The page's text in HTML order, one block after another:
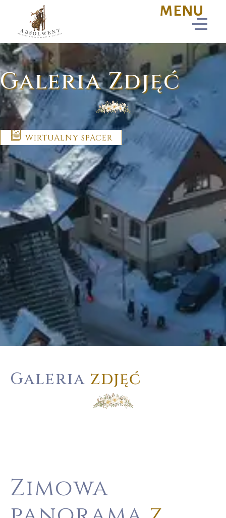
Galeria Zdjęć
WIRTUALNY SPACER
Galeria zdjęć
Zimowa